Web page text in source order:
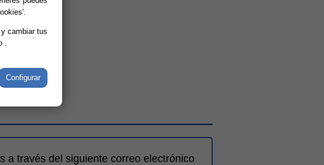
a través del siguiente correo electrónico
y cambiar tus
Configurar